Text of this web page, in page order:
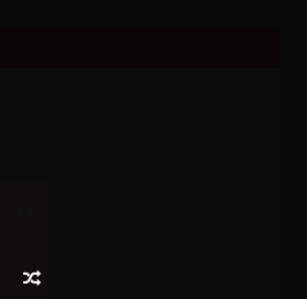
nach...
Zufälliger